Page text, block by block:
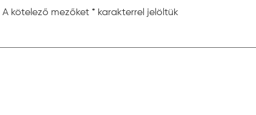
A kötelező mezőket * karakterrel jelöltük